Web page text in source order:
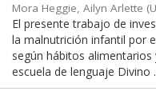
Mora Heggie, Ailyn Arlette (
El presente trabajo de
la malnutrición infantil por
según hábitos
escuela de lenguaje Divino